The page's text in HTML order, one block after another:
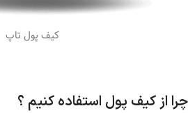
کیف پول تاپ
چرا از کیف پول استفاده کنیم ؟